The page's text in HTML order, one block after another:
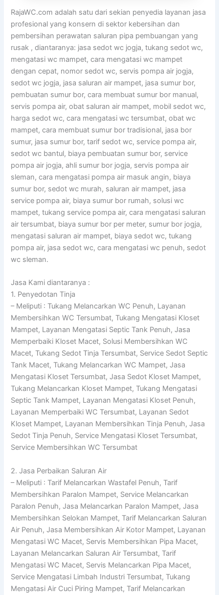
RajaWC.com adalah satu dari sekian penyedia layanan jasa
profesional yang konsern di sektor kebersihan dan
pembersihan perawatan saluran pipa pembuangan yang
rusak , diantaranya: jasa sedot wc jogja, tukang sedot wc,
mengatasi wc mampet, cara mengatasi wc mampet
dengan cepat, nomor sedot wc, servis pompa air jogja,
sedot wc jogja, jasa saluran air mampet, jasa sumur bor,
pembuatan sumur bor, cara membuat sumur bor manual,
servis pompa air, obat saluran air mampet, mobil sedot wc,
harga sedot wc, cara mengatasi wc tersumbat, obat wc
mampet, cara membuat sumur bor tradisional, jasa bor
sumur, jasa sumur bor, tarif sedot wc, service pompa air,
sedot wc bantul, biaya pembuatan sumur bor, service
pompa air jogja, ahli sumur bor jogja, servis pompa air
sleman, cara mengatasi pompa air masuk angin, biaya
sumur bor, sedot wc murah, saluran air mampet, jasa
service pompa air, biaya sumur bor rumah, solusi wc
mampet, tukang service pompa air, cara mengatasi saluran
air tersumbat, biaya sumur bor per meter, sumur bor jogja,
mengatasi saluran air mampet, biaya sedot wc, tukang
pompa air, jasa sedot wc, cara mengatasi wc penuh, sedot
wc sleman.
Jasa Kami diantaranya :
1. Penyedotan Tinja
– Meliputi : Tukang Melancarkan WC Penuh, Layanan
Membersihkan WC Tersumbat, Tukang Mengatasi Kloset
Mampet, Layanan Mengatasi Septic Tank Penuh, Jasa
Memperbaiki Kloset Macet, Solusi Membersihkan WC
Macet, Tukang Sedot Tinja Tersumbat, Service Sedot Septic
Tank Macet, Tukang Melancarkan WC Mampet, Jasa
Mengatasi Kloset Tersumbat, Jasa Sedot Kloset Mampet,
Tukang Melancarkan Kloset Mampet, Tukang Mengatasi
Septic Tank Mampet, Layanan Mengatasi Kloset Penuh,
Layanan Memperbaiki WC Tersumbat, Layanan Sedot
Kloset Mampet, Layanan Membersihkan Tinja Penuh, Jasa
Sedot Tinja Penuh, Service Mengatasi Kloset Tersumbat,
Service Membersihkan WC Tersumbat
2. Jasa Perbaikan Saluran Air
– Meliputi : Tarif Melancarkan Wastafel Penuh, Tarif
Membersihkan Paralon Mampet, Service Melancarkan
Paralon Penuh, Jasa Melancarkan Paralon Mampet, Jasa
Membersihkan Selokan Mampet, Tarif Melancarkan Saluran
Air Penuh, Jasa Membersihkan Air Kotor Mampet, Layanan
Mengatasi WC Macet, Servis Membersihkan Pipa Macet,
Layanan Melancarkan Saluran Air Tersumbat, Tarif
Mengatasi WC Macet, Servis Melancarkan Pipa Macet,
Service Mengatasi Limbah Industri Tersumbat, Tukang
Mengatasi Air Cuci Piring Mampet, Tarif Melancarkan